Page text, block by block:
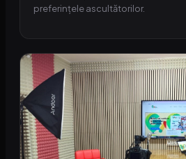
preferințele ascultătorilor.